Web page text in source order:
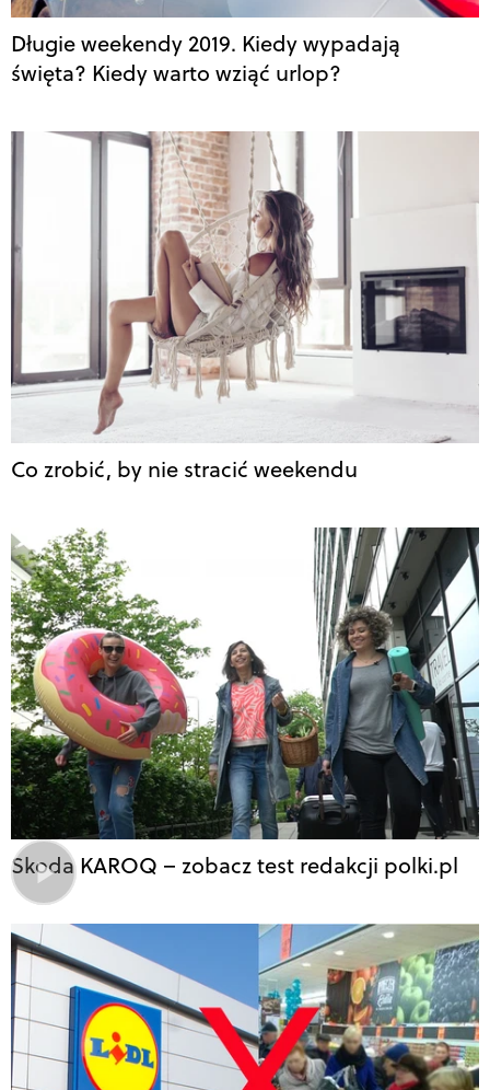
Długie weekendy 2019. Kiedy wypadają
święta? Kiedy warto wziąć urlop?
Co zrobić, by nie stracić weekendu
Skoda KAROQ – zobacz test redakcji polki.pl